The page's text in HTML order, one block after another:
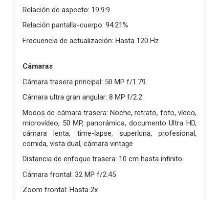
Relación de aspecto: 19.9:9
Relación pantalla-cuerpo: 94.21%
Frecuencia de actualización: Hasta 120 Hz
Cámaras
Cámara trasera principal: 50 MP f/1.79
Cámara ultra gran angular: 8 MP f/2.2
Modos de cámara trasera: Noche, retrato, foto, vídeo,
microvídeo, 50 MP, panorámica, documento Ultra HD,
cámara lenta, time-lapse, superluna, profesional,
comida, vista dual, cámara vintage
Distancia de enfoque trasera: 10 cm hasta infinito
Cámara frontal: 32 MP f/2.45
Zoom frontal: Hasta 2x